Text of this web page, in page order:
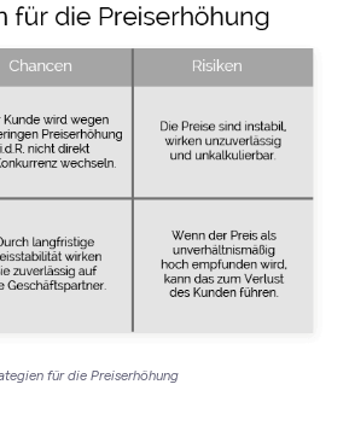
für die Preiserhöhung